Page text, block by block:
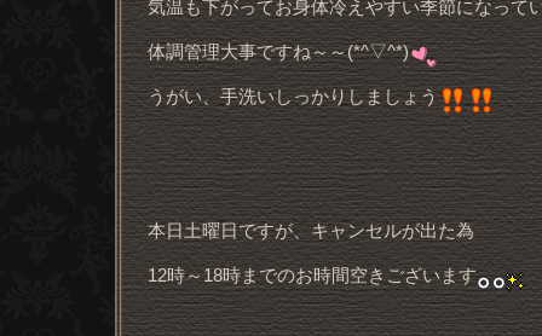
気温も下がってお身体冷えやすい季節になって
体調管理大事ですね～～(*^▽^*)
うがい、手洗いしっかりしましょう
本日土曜日ですが、キャンセルが出た為
12時～18時までのお時間空きございます